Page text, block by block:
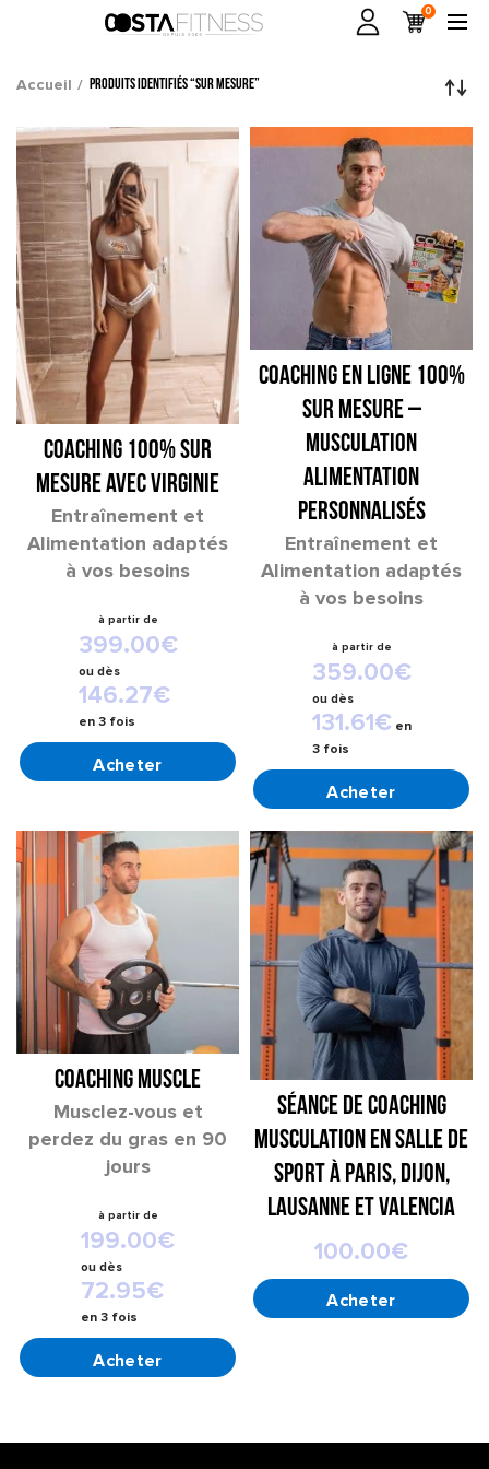
0
Accueil Produits identifiés “sur mesure”
COACHING 100% SUR
MESURE AVEC VIRGINIE
Entraînement et
Alimentation adaptés
à vos besoins
399.00€
ou dès
146.27€
en 3 fois
COACHING EN LIGNE 100%
SUR MESURE –
Musculation
Alimentation
Personnalisés
Entraînement et
Alimentation adaptés
à vos besoins
359.00€
ou dès
131.61€ en
3 fois
COACHING MUSCLE
Musclez-vous et
perdez du gras en 90
jours
199.00€
ou dès
72.95€
en 3 fois
Séance de coaching
musculation en salle de
sport à Paris, Dijon,
Lausanne et Valencia
100.00€